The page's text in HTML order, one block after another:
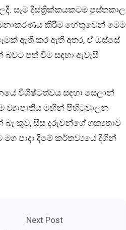
සෑම දිස්ත්‍රික්කයකටම පුස්තකාල
කිරීම හේතුවෙන් මෙම
ඇති කර ඇති අතර, ඒ ඔස්සේ
පත් වීම සඳහා ඇවැසි
විශිෂ්ටත්වය සඳහා සෙලාන්
ව්‍යාපෘතිය මඟින් පිහිටුවාලන
බැංකුව, සිසු දරුවන්ගේ ශක්‍යතාව
පාදා දීමේ කර්තව්‍යයේ දිගින්
Next Post